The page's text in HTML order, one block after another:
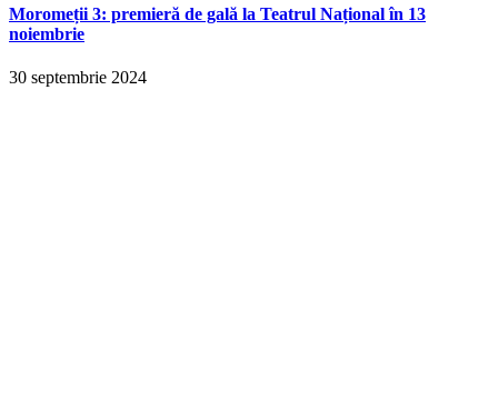
Moromeții 3: premieră de gală la Teatrul Național în 13
noiembrie
30 septembrie 2024